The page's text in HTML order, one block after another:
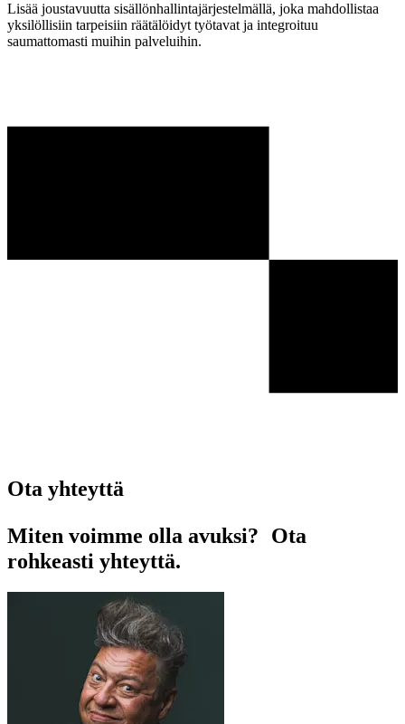
Lisää joustavuutta sisällönhallintajärjestelmällä, joka mahdollistaa
yksilöllisiin tarpeisiin räätälöidyt työtavat ja integroituu
saumattomasti muihin palveluihin.
Ota yhteyttä
Miten voimme olla avuksi? Ota
rohkeasti yhteyttä.